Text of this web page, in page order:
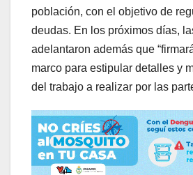
población, con el objetivo de
deudas. En los próximos días,
adelantaron además que
marco para estipular detalles y
del trabajo a realizar por las